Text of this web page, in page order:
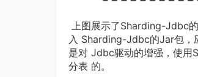
上图展示了Sharding-Jdbc
入 Sharding-Jdbc的Jar包，
是对 Jdbc驱动的增强，使用
分表 的。